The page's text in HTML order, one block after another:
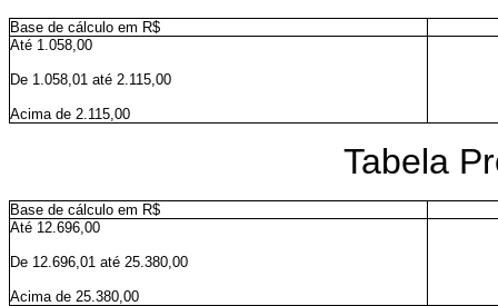
Base de cálculo em R$
Até 1.058,00
De 1.058,01 até 2.115,00
Acima de 2.115,00
Tabela
Base de cálculo em R$
Até 12.696,00
De 12.696,01 até 25.380,00
Acima de 25.380,00